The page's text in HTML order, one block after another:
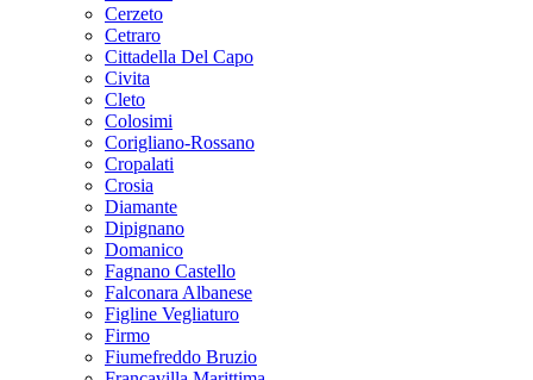
Cerzeto
Cetraro
Cittadella Del Capo
Civita
Cleto
Colosimi
Corigliano-Rossano
Cropalati
Crosia
Diamante
Dipignano
Domanico
Fagnano Castello
Falconara Albanese
Figline Vegliaturo
Firmo
Fiumefreddo Bruzio